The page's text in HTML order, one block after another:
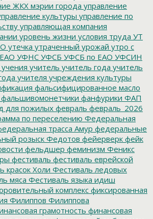
ЖКХ мэрии города управление
культуры управление по
управляющая компания
уровень жизни условия труда УТ
утечка утраченный урожай утро с
УФНС УФСБ УФСБ по ЕАО УФСИН
учения учитель учитель года учитель
учителя учреждения культуры
фальсифицированное масло
фальшивомонетчики фанфурики ФАП
для пожилых февраль февраль_2026
по переселению Федеральная
трасса Амур федеральные
розыск Федотов фейерверк фейк
фельдшер феминизм Феникс
фестиваль фестиваль еврейской
красок Холи Фестиваль ледовых
мяса Фестиваль языка идиш
комплекс фиксированная
Филиппов Филиппова
грамотность финансовая